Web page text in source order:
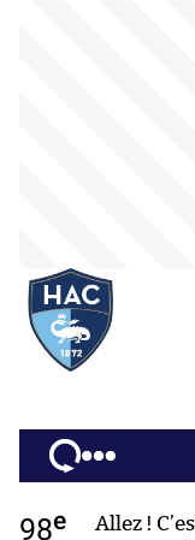
98e
Allez !